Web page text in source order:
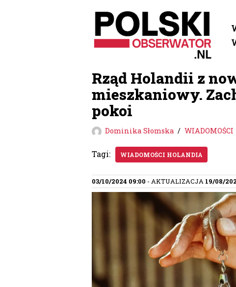
Przejdź
do
Rząd Holandii z
mieszkaniowy.
pokoi
Dominika Słomska
Tagi: WIADOMOŚCI HOLANDIA
03/10/2024 09:00 - AKTUALIZACJA 19/08/